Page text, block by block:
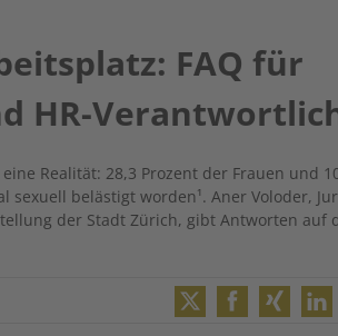
FAQ für
HR-
Realität: 28,3 Prozent der Frauen und
belästigt worden¹. Aner Voloder,
der Stadt Zürich, gibt Antworten auf